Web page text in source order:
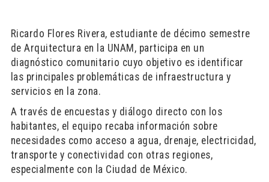
Ricardo Flores Rivera, estudiante de décimo semestre
de Arquitectura en la UNAM, participa en un
diagnóstico comunitario cuyo objetivo es identificar
las principales problemáticas de infraestructura y
servicios en la zona.
A través de encuestas y diálogo directo con los
habitantes, el equipo recaba información sobre
necesidades como acceso a agua, drenaje, electricidad,
transporte y conectividad con otras regiones,
especialmente con la Ciudad de México.